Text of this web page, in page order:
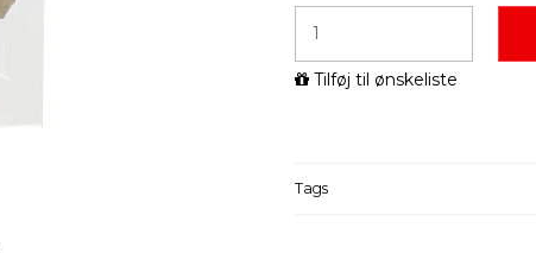
Tilføj til ønskeliste
Tags